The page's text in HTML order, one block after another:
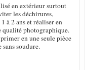
en extérieur surtout
les déchirures,
à 2 ans et réaliser en
qualité photographique.
en une seule pièce
soudure.